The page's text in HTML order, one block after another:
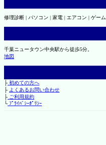
修理診断 | パソコン | 家電 | エアコン | ゲーム
千葉ニュータウン中央駅から徒歩5分。
地図
├初めての方へ
├ よくあるお問い合わせ
├ご利用規約
└ﾌﾟﾗｲﾊﾞｼｰﾎﾟﾘｼｰ